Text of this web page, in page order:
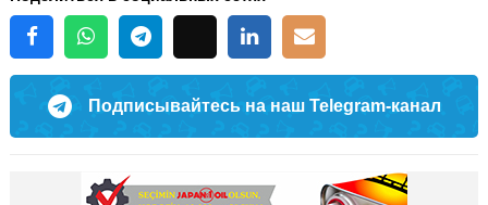
Подписывайтесь на наш Telegram-канал